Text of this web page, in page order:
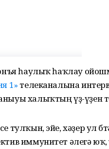
һаулыҡ һаҡлау
1» телеканалына
халыҡтың үҙ-үҙен
тулҡын, эйе, хәҙер ул
иммунитет әлегә юҡ,